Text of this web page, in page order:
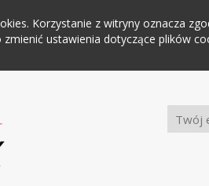
Korzystanie z witryny oznacza
ustawienia dotyczące plików